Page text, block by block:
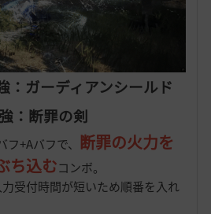
：ガーディアンシールド
：断罪の剣
+Aバフで、 断罪の火力を
ち込むコンボ。
受付時間が短いため順番を入れ